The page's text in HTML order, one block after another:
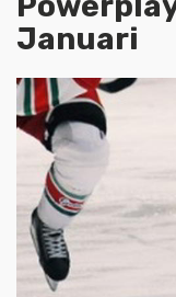
Januari